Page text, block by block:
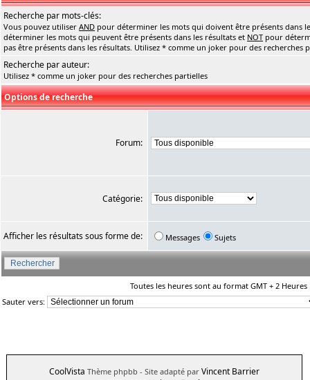
Recherche par mots-clés:
Vous pouvez utiliser AND pour déterminer les mots qui doivent être présents dans
déterminer les mots qui peuvent être présents dans les résultats et NOT pour
pas être présents dans les résultats. Utilisez * comme un joker pour des recherches
Recherche par auteur:
Utilisez * comme un joker pour des recherches partielles
Options de recherche
Forum:
Catégorie:
Afficher les résultats sous forme de: Messages Sujets
Toutes les heures sont au format GMT + 2 Heures
Sauter vers:
CoolVista Thème phpbb - Site adapté par Vincent Barrier